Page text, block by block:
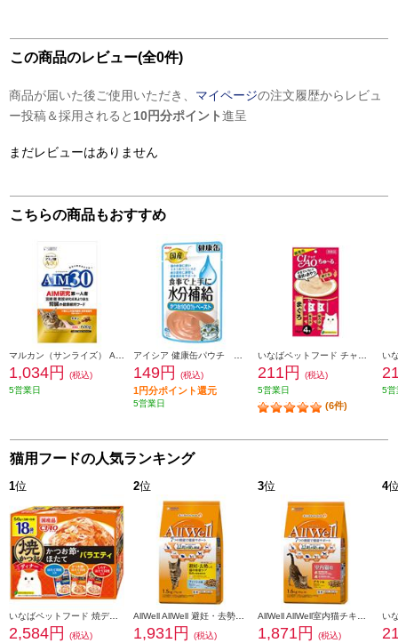
この商品のレビュー(全0件)
商品が届いた後ご使用いただき、 マイページの注文履歴からレビュ
ー投稿＆採用されると 10円分ポイント進呈
まだレビューはありません
こちらの商品もおすすめ
1,034円
(税込)
5営業日
149円 (税込)
1円分ポイント還元
5営業日
211円
(税込)
5営業日
(6件)
5営
猫用フードの人気ランキング
1位
いなばペットフード 焼ディナーかつお節ほたてバラエティ50g×18P 103629
2,584円
(税込)
2位
1,931円 (税込)
3位
1,871円 (税込)
4